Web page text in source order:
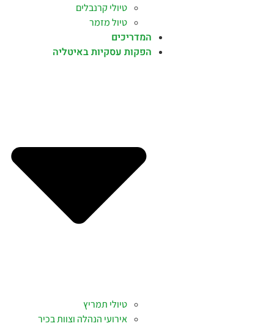
טיולי קרנבלים
טיול מזמר
המדריכים
הפקות עסקיות באיטליה
טיולי תמריץ
אירועי הנהלה וצוות בכיר